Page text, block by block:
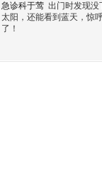
急诊科于莺 出门时发现没
太阳，还能看到蓝天，惊
了！